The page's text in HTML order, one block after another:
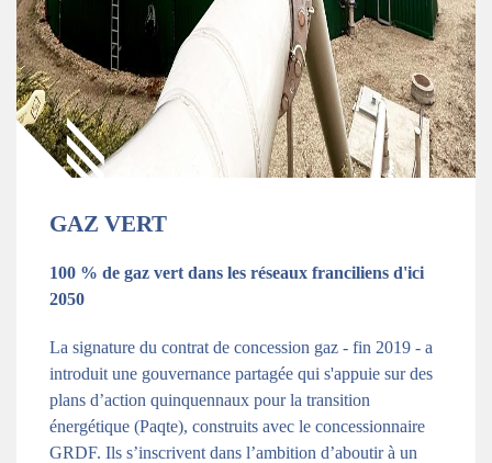
GAZ VERT
100 % de gaz vert dans les réseaux franciliens d'ici
2050
La signature du contrat de concession gaz - fin 2019 - a
introduit une gouvernance partagée qui s'appuie sur des
plans d’action quinquennaux pour la transition
énergétique (Paqte), construits avec le concessionnaire
GRDF. Ils s’inscrivent dans l’ambition d’aboutir à un